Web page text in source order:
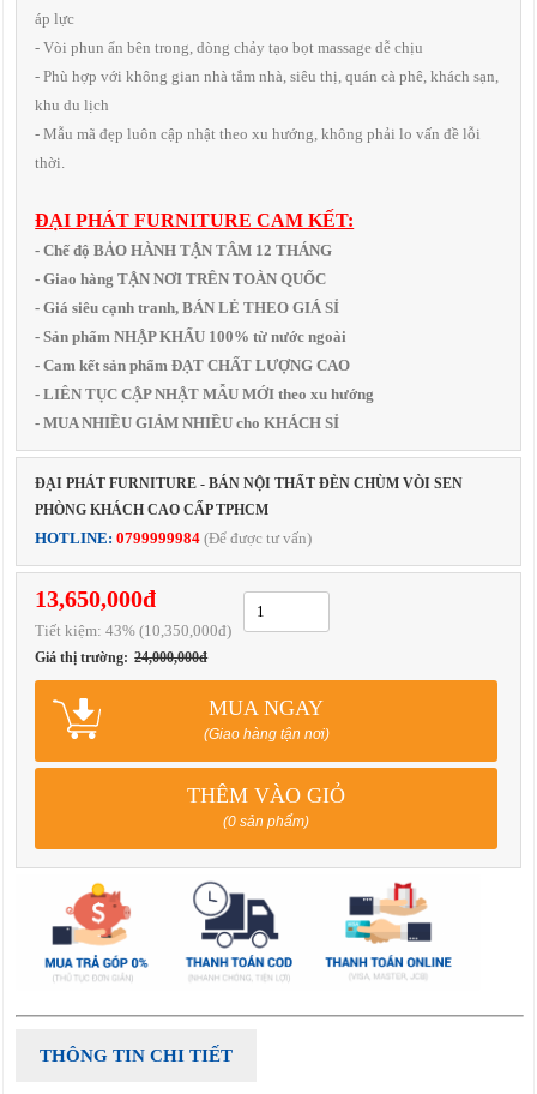
áp lực
- Vòi phun ẩn bên trong, dòng chảy tạo bọt massage dễ chịu
- Phù hợp với không gian nhà tắm nhà, siêu thị, quán cà phê, khách sạn,
khu du lịch
- Mẫu mã đẹp luôn cập nhật theo xu hướng, không phải lo vấn đề lỗi
thời.
ĐẠI PHÁT FURNITURE CAM KẾT:
- Chế độ BẢO HÀNH TẬN TÂM 12 THÁNG
- Giao hàng TẬN NƠI TRÊN TOÀN QUỐC
- Giá siêu cạnh tranh, BÁN LẺ THEO GIÁ SỈ
- Sản phẩm NHẬP KHẨU 100% từ nước ngoài
- Cam kết sản phẩm ĐẠT CHẤT LƯỢNG CAO
- LIÊN TỤC CẬP NHẬT MẪU MỚI theo xu hướng
- MUA NHIỀU GIẢM NHIỀU cho KHÁCH SỈ
ĐẠI PHÁT FURNITURE - BÁN NỘI THẤT ĐÈN CHÙM VÒI SEN
PHÒNG KHÁCH CAO CẤP TPHCM
HOTLINE:0799999984 (Để được tư vấn)
13,650,000đ
Tiết kiệm:43% (10,350,000đ)
Giá thị trường: 24,000,000đ
MUA NGAY
(Giao hàng tận nơi)
THÊM VÀO GIỎ
(0 sản phẩm)
THÔNG TIN CHI TIẾT